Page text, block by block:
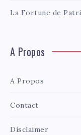
La Fortune de
A Propos
A Propos
Contact
Disclaimer